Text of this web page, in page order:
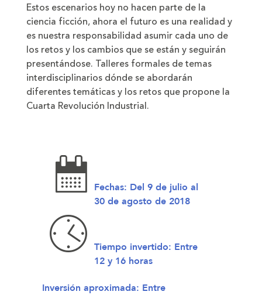
Estos escenarios hoy no hacen parte de la
ciencia ficción, ahora el futuro es una realidad y
es nuestra responsabilidad asumir cada uno de
los retos y los cambios que se están y seguirán
presentándose. Talleres formales de temas
interdisciplinarios dónde se abordarán
diferentes temáticas y los retos que propone la
Cuarta Revolución Industrial.
Fechas: Del 9 de julio al
30 de agosto de 2018
Tiempo invertido: Entre
12 y 16 horas
Inversión aproximada: Entre